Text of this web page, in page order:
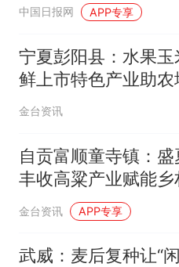
中国日报网 APP专享
宁夏彭阳县：水果玉
鲜上市特色产业助农
金台资讯
自贡富顺童寺镇：盛
丰收高粱产业赋能乡
兴
金台资讯 APP专享
武威：麦后复种让“